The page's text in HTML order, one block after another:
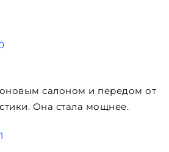
салоном и передом от
Она стала мощнее.